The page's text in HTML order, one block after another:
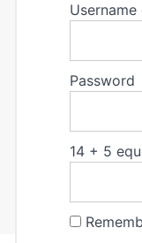
Password
14 + 5